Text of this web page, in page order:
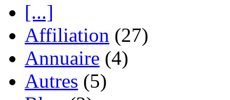
[...]
Affiliation (27)
Annuaire (4)
Autres (5)